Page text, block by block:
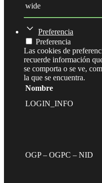
wide
Preferencia
Preferencia
Las cookies de
recuerde información
se comporta o se ve,
la que se encuentra.
Nombre
LOGIN_INFO
OGP – OGPC – NID